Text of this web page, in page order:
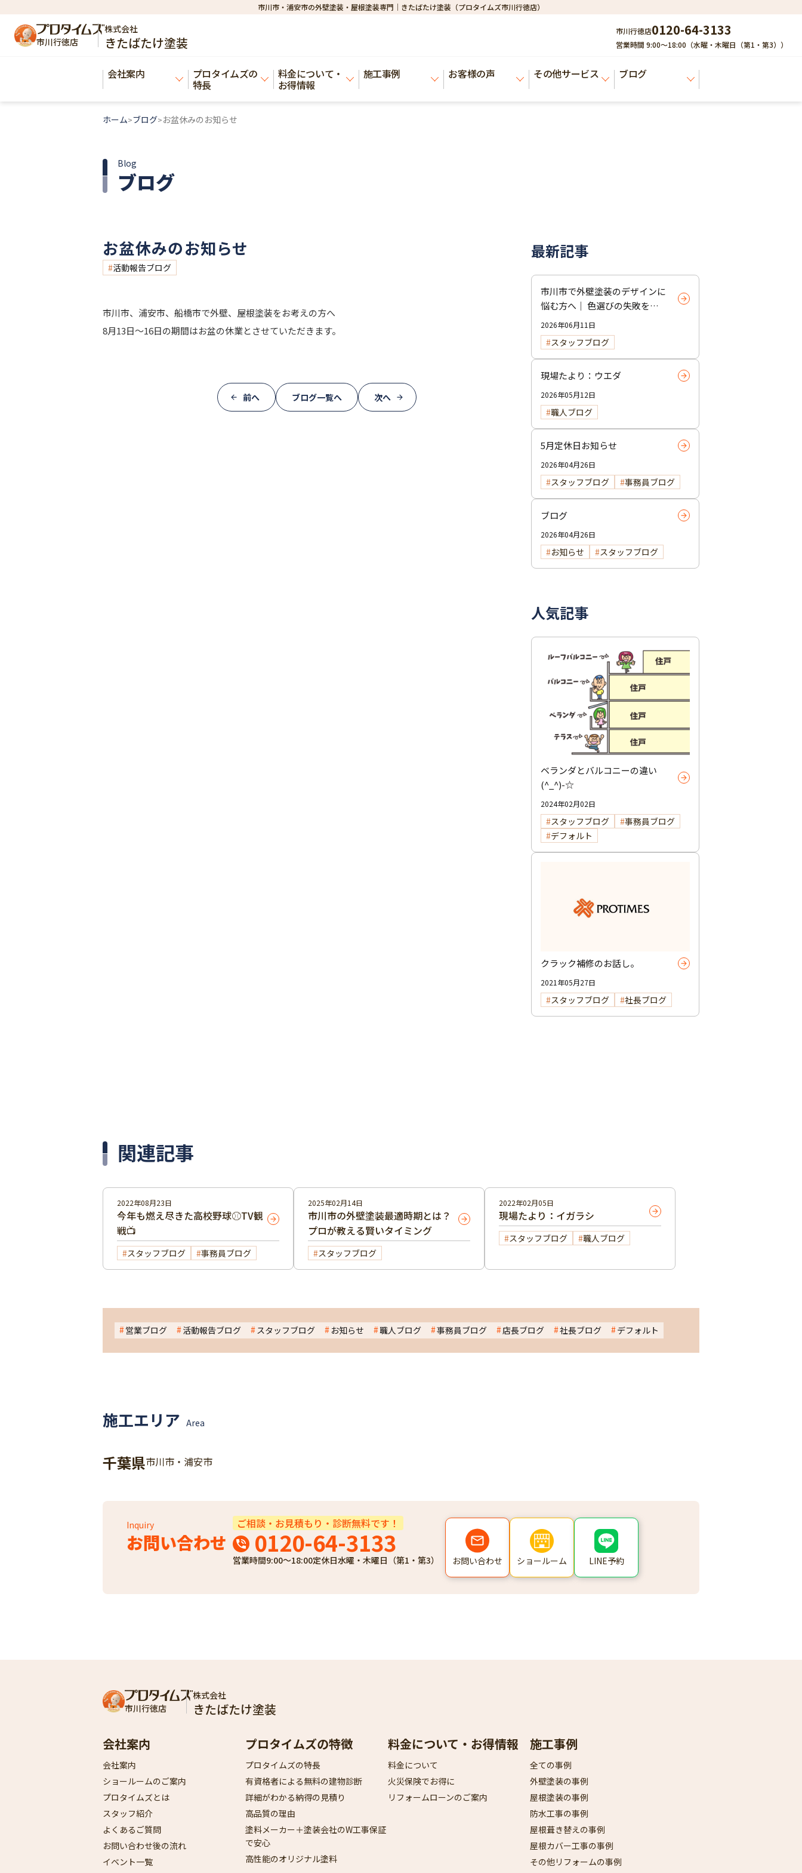
市川市・浦安市の外壁塗装・屋根塗装専門｜きたばたけ塗装（プロタイムズ市川行徳店）
市川行徳店
株式会社
きたばたけ塗装
市川行徳店0120-64-3133
営業時間 9:00～18:00（水曜・木曜日（第1・第3））
会社案内 プロタイムズの
特長
料金について・
お得情報
施工事例 お客様の声 その他サービス ブログ
ホーム>ブログ>お盆休みのお知らせ
ブログ
Blog
お盆休みのお知らせ
活動報告ブログ
市川市、浦安市、船橋市で外壁、屋根塗装をお考えの方へ
8月13日～16日の期間はお盆の休業とさせていただきます。
前へ ブログ一覧へ 次へ
最新記事
市川市で外壁塗装のデザインに
悩む方へ｜ 色選びの失敗を防
ぐポイント
2026年06月11日
スタッフブログ
現場たより：ウエダ
2026年05月12日
職人ブログ
5月定休日お知らせ
2026年04月26日
スタッフブログ 事務員ブログ
ブログ
2026年04月26日
お知らせ スタッフブログ
人気記事
ベランダとバルコニーの違い
(^_^)-☆
2024年02月02日
スタッフブログ
事務員ブログ
デフォルト
クラック補修のお話し。
2021年05月27日
スタッフブログ 社長ブログ
関連記事
2022年08月23日
今年も燃え尽きた高校野球⚾TV観
戦📺
スタッフブログ 事務員ブログ
2025年02月14日
市川市の外壁塗装最適時期とは？
プロが教える賢いタイミング
スタッフブログ
2022年02月05日
現場たより：イガラシ
スタッフブログ 職人ブログ
営業ブログ 活動報告ブログ スタッフブログ お知らせ 職人ブログ 事務員ブログ 店長ブログ 社長ブログ デフォルト
施工エリア Area
千葉県市川市・浦安市
お問い合わせ
Inquiry ご相談・お見積もり・診断無料です！
0120-64-3133
営業時間9:00～18:00定休日水曜・木曜日（第1・第3） お問い合わせ ショールーム LINE予約
市川行徳店
株式会社
きたばたけ塗装
会社案内
会社案内
ショールームのご案内
プロタイムズとは
スタッフ紹介
よくあるご質問
お問い合わせ後の流れ
イベント一覧
プロタイムズの特徴
プロタイムズの特長
有資格者による無料の建物診断
詳細がわかる納得の見積り
高品質の理由
塗料メーカー＋塗装会社のW工事保証
で安心
高性能のオリジナル塗料
料金について・お得情報
料金について
火災保険でお得に
リフォームローンのご案内
施工事例
全ての事例
外壁塗装の事例
屋根塗装の事例
防水工事の事例
屋根葺き替えの事例
屋根カバー工事の事例
その他リフォームの事例